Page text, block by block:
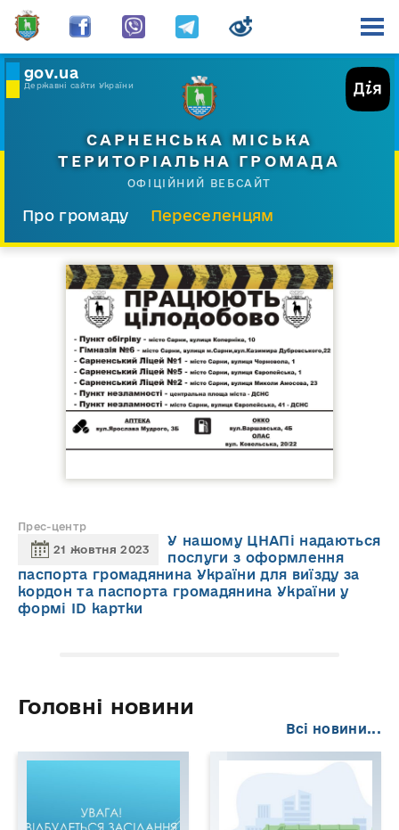
gov.ua
Державні сайти України
САРНЕНСЬКА МІСЬКА
ТЕРИТОРІАЛЬНА ГРОМАДА
ОФІЦІЙНИЙ ВЕБСАЙТ
Про громаду
Переселенцям
Прес-центр
Прес-центр
21 жовтня 2023
У нашому ЦНАПі надаються
послуги з оформлення
паспорта громадянина України для виїзду за
кордон та паспорта громадянина України у
формі ID картки
Головні новини
Всі новини...